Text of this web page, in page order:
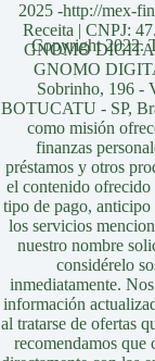
Copyright 2022.
2025 -http://mex-
Receita | CNPJ:
GNOMO
GNOMO
Sobrinho, 196 -
BOTUCATU - SP,
como misión
finanzas
préstamos y otros
el contenido
tipo de pago, anticipo
los servicios
nuestro nombre
considérelo
inmediatamente.
información
al tratarse de ofertas
recomendamos que